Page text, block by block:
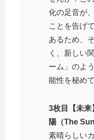
化の足音が
ことを告げ
あるため、
く、新しい
ーム」のよ
能性を秘め
3枚目【未来
陽（The
素晴らしい